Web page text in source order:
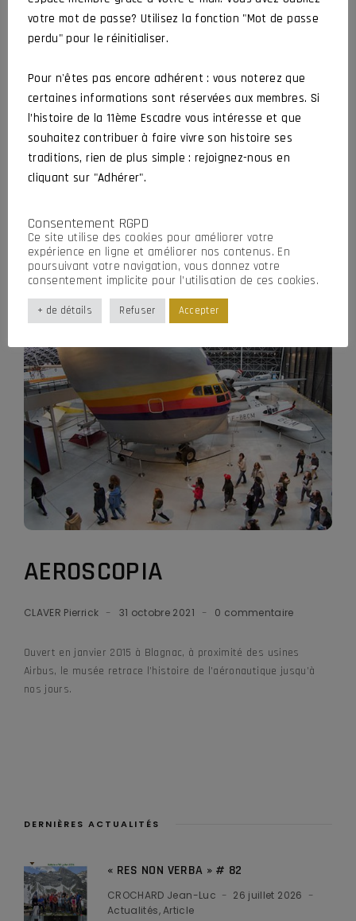
Musée de l’Aviation
CLAVER Pierrick 31 octobre 2021 0 commentaire
Section de l’association Espaces Aéro Lyon Corbas (EALC),
c’est un musée d’aviation géré par une équipe 100% bénévole.
Restaurations, visites guidées parmi plus de 35 appareils,
AEROSCOPIA
CLAVER Pierrick 31 octobre 2021 0 commentaire
Ouvert en janvier 2015 à Blagnac, à proximité des usines
Airbus, le musée retrace l’histoire de l’aéronautique jusqu’à
nos jours.
DERNIÈRES ACTUALITÉS
« RES NON VERBA » # 82
CROCHARD Jean-Luc
26 juillet 2026
Actualités Article
votre mot de passe? Utilisez la fonction "Mot de passe
perdu" pour le réinitialiser.
Pour n'êtes pas encore adhérent : vous noterez que
certaines informations sont réservées aux membres. Si
l’histoire de la 11ème Escadre vous intéresse et que
souhaitez contribuer à faire vivre son histoire ses
traditions, rien de plus simple : rejoignez-nous en
cliquant sur "Adhérer".
Consentement RGPD
Ce site utilise des cookies pour améliorer votre
expérience en ligne et améliorer nos contenus. En
poursuivant votre navigation, vous donnez votre
consentement implicite pour l’utilisation de ces cookies.
+ de détails Refuser Accepter